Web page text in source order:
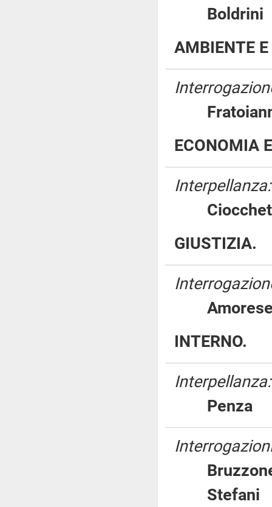
AMBIENTE
ECONOMIA
Interpellanza:
GIUSTIZIA.
INTERNO.
Interpellanza: